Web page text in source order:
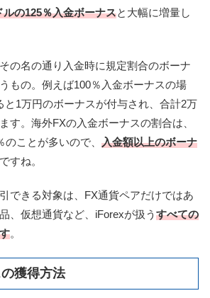
の125％入金ボーナスと大幅に増量し
の名の通り入金時に規定割合のボーナ
もの。例えば100％入金ボーナスの場
と1万円のボーナスが付与され、合計2万
す。海外FXの入金ボーナスの割合は、
ことが多いので、 入金額以上のボーナ
すね。
できる対象は、FX通貨ペアだけではあ
、仮想通貨など、iForexが扱う すべての
。
獲得方法